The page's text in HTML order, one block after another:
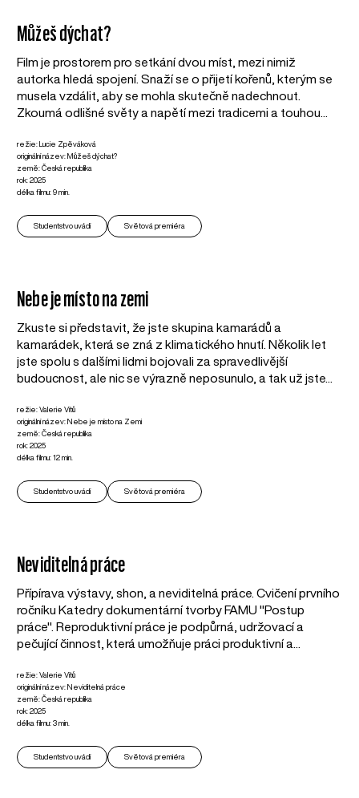
Můžeš dýchat?
Film je prostorem pro setkání dvou míst, mezi nimiž
autorka hledá spojení. Snaží se o přijetí kořenů, kterým se
musela vzdálit, aby se mohla skutečně nadechnout.
Zkoumá odlišné světy a napětí mezi tradicemi a touhou...
režie: Lucie Zpěváková
originální název: Můžeš dýchat?
země: Česká republika
rok: 2025
délka filmu: 9 min.
Studentstvo uvádí Světová premiéra
Nebe je místo na zemi
Zkuste si představit, že jste skupina kamarádů a
kamarádek, která se zná z klimatického hnutí. Několik let
jste spolu s dalšími lidmi bojovali za spravedlivější
budoucnost, ale nic se výrazně neposunulo, a tak už jste...
režie: Valerie Vítů
originální název: Nebe je místo na Zemi
země: Česká republika
rok: 2025
délka filmu: 12 min.
Studentstvo uvádí Světová premiéra
Neviditelná práce
Přípírava výstavy, shon, a neviditelná práce. Cvičení prvního
ročníku Katedry dokumentární tvorby FAMU "Postup
práce". Reproduktivní práce je podpůrná, udržovací a
pečující činnost, která umožňuje práci produktivní a...
režie: Valerie Vítů
originální název: Neviditelná práce
země: Česká republika
rok: 2025
délka filmu: 3 min.
Studentstvo uvádí Světová premiéra